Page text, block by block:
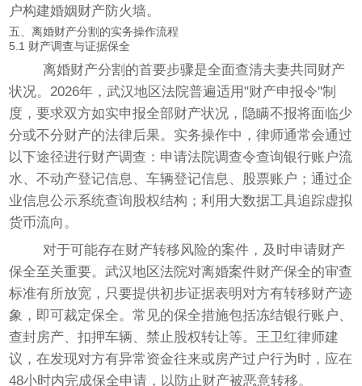
户构建婚姻财产防火墙。
五、离婚财产分割的实务操作流程
5.1 财产调查与证据保全
离婚财产分割的首要步骤是全面查清夫妻共同财产
状况。2026年，武汉地区法院普遍适用"财产申报令"制
度，要求双方如实申报全部财产状况，隐瞒不报将面临少
分或不分财产的法律后果。实务操作中，律师通常会通过
以下途径进行财产调查：申请法院调查令查询银行账户流
水、不动产登记信息、车辆登记信息、股票账户；通过企
业信息公示系统查询股权结构；利用大数据工具追踪虚拟
货币流向。
对于可能存在财产转移风险的案件，及时申请财产
保全至关重要。武汉地区法院对离婚案件财产保全的审查
标准有所放宽，只要提供初步证据表明对方有转移财产迹
象，即可裁定保全。常见的保全措施包括冻结银行账户、
查封房产、扣押车辆、禁止股权转让等。王卫红律师建
议，在发现对方有异常资金往来或房产过户行为时，应在
48小时内完成保全申请，以防止财产被恶意转移。